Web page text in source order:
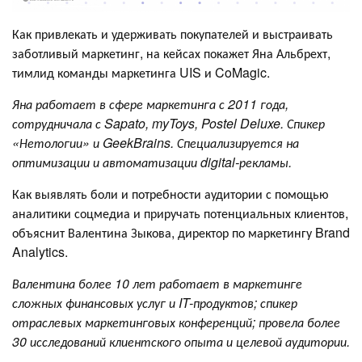
Как привлекать и удерживать покупателей и выстраивать
заботливый маркетинг, на кейсах покажет Яна Альбрехт,
тимлид команды маркетинга UIS и CoMagic.
Яна работает в сфере маркетинга с 2011 года,
сотрудничала с Sapato, myToys, Postel Deluxe. Спикер
«Нетологии» и GeekBrains. Специализируется на
оптимизации и автоматизации digital-рекламы.
Как выявлять боли и потребности аудитории с помощью
аналитики соцмедиа и приручать потенциальных клиентов,
объяснит Валентина Зыкова, директор по маркетингу Brand
Analytics.
Валентина более 10 лет работает в маркетинге
сложных финансовых услуг и IT-продуктов; спикер
отраслевых маркетинговых конференций; провела более
30 исследований клиентского опыта и целевой аудитории.